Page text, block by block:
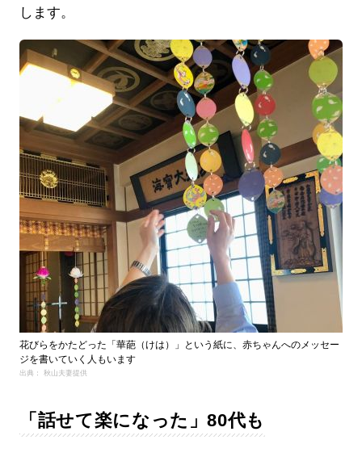
します。
花びらをかたどった「華葩（けは）」という紙に、赤ちゃんへのメッセー
ジを書いていく人もいます
出典： 秋山夫妻提供
「話せて楽になった」80代も